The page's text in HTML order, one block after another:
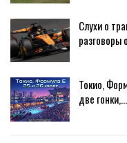
Слухи о
разговоры
Токио,
две гонки,…